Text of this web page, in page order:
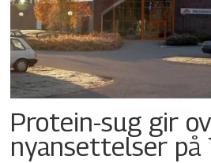
Protein-sug gir
nyansettelser på